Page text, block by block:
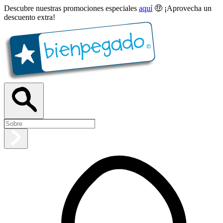
Descubre nuestras promociones especiales aquí🤑 ¡Aprovecha un
descuento extra!